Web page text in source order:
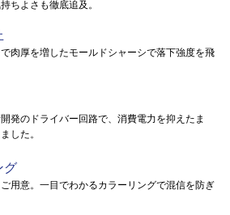
ちよさも徹底追及。
肉厚を増したモールドシャーシで落下強度を飛
発のドライバー回路で、消費電力を抑えたま
した。
グ
用意。一目でわかるカラーリングで混信を防ぎ